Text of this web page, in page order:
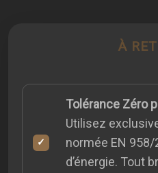
À
Tolérance Zéro
Utilisez
normée EN
d’énergie. Tout